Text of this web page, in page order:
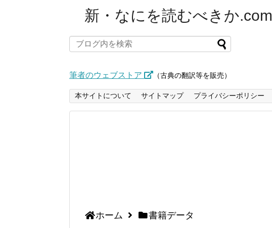
新・なにを読むべきか.com
筆者のウェブストア （古典の翻訳等を販売）
本サイトについて サイトマップ プライバシーポリシー
ホーム 書籍データ